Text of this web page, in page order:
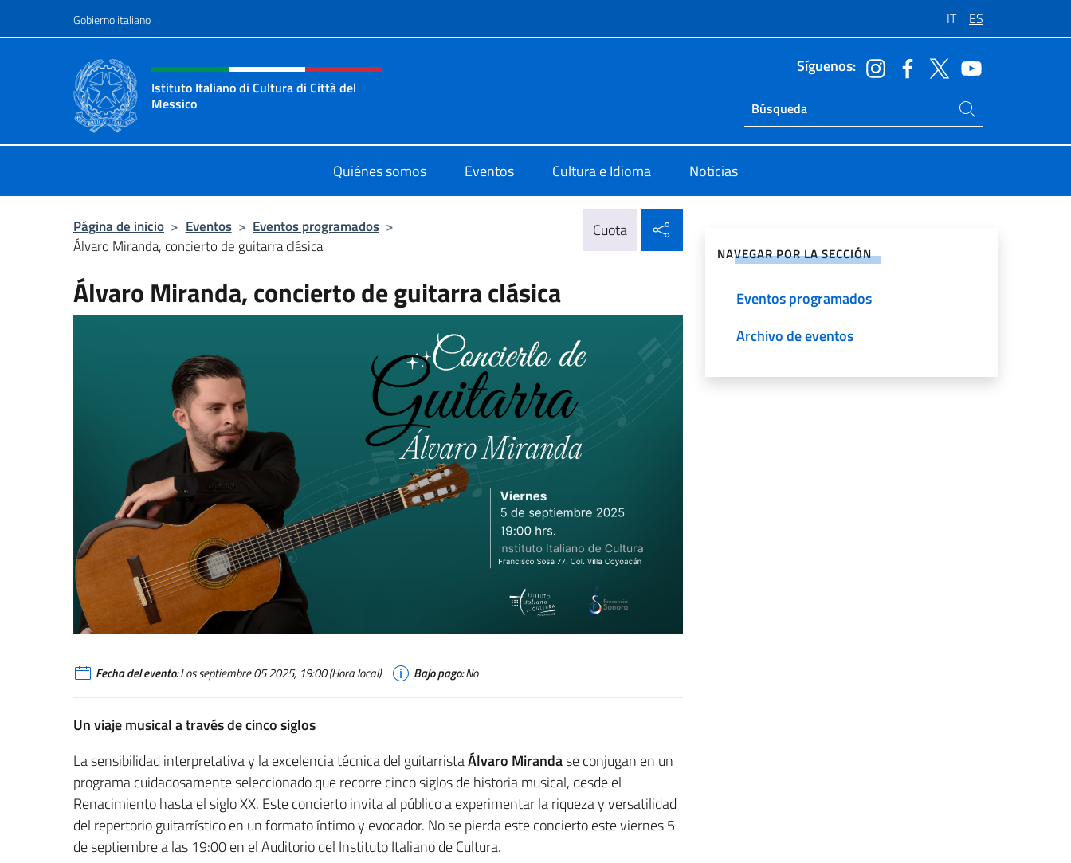
Gobierno italiano IT ES
Encabezado del sitio web, redes sociales y menú
Istituto Italiano di Cultura di Città del
Messico
Síguenos:
Ricerca sito live
Buscar en el sitio
Quiénes somos Eventos Cultura e Idioma Noticias
Página de inicio > Eventos > Eventos programados >
Álvaro Miranda, concierto de guitarra clásica
Cuota
Álvaro Miranda, concierto de guitarra clásica
Fecha del evento:Los septiembre 05 2025, 19:00 (Hora local) Bajo pago:No
Un viaje musical a través de cinco siglos
La sensibilidad interpretativa y la excelencia técnica del guitarristaÁlvaro Mirandase conjugan en un
programa cuidadosamente seleccionado que recorre cinco siglos de historia musical, desde el
Renacimiento hasta el siglo XX. Este concierto invita al público a experimentar la riqueza y versatilidad
del repertorio guitarrístico en un formato íntimo y evocador. No se pierda este concierto este viernes 5
de septiembre a las 19:00 en el Auditorio del Instituto Italiano de Cultura.
NAVEGAR POR LA SECCIÓN
Eventos programados
Archivo de eventos